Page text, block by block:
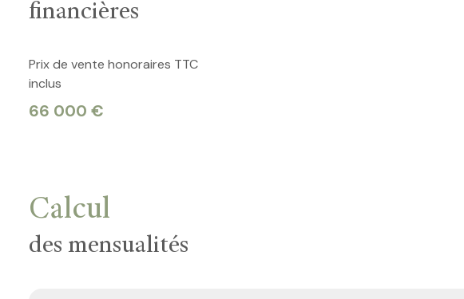
financières
Prix de vente honoraires TTC
inclus
66 000 €
Calcul
des mensualités